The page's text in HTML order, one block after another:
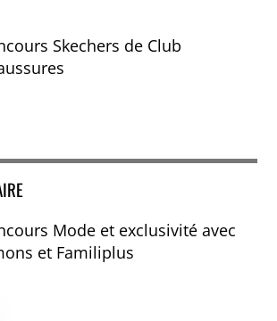
Skechers de Club
Mode et exclusivité avec
et Familiplus